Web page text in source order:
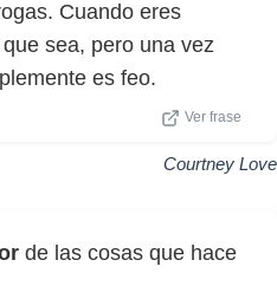
Cuando eres
sea, pero una vez
es feo.
Ver frase
Courtney Love
de las cosas que hace